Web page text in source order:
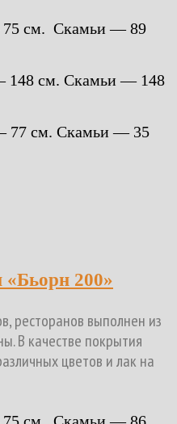
75 см. Скамьи — 89
148 см. Скамьи — 148
77 см. Скамьи — 35
200»
ресторанов выполнен из
В качестве покрытия
цветов и лак на